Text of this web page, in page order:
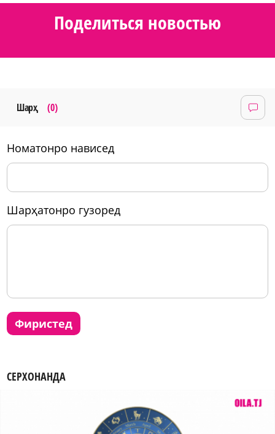
Поделиться новостью
Шарҳ (0)
номатонро нависед
шарҳатонро гузоред
фиристед
СЕРХОНАНДА